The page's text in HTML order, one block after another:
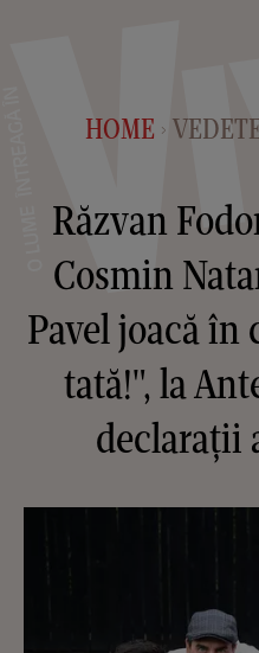
HOME >
Răzvan
Cosmin
Pavel joacă în
tată!", la
declarații